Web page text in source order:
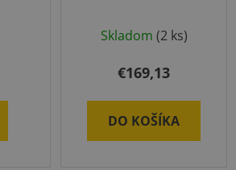
Skladom (2 ks)
€169,13
DO KOŠÍKA